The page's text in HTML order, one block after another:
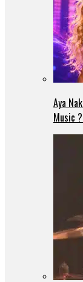
Aya
Music